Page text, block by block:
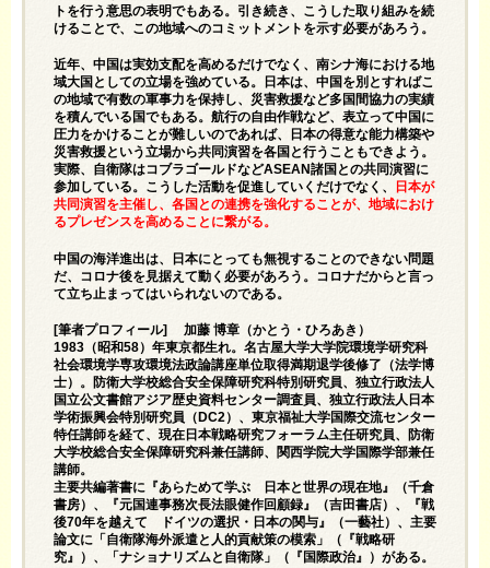
トを行う意思の表明でもある。引き続き、こうした取り組みを続
けることで、この地域へのコミットメントを示す必要があろう。
近年、中国は実効支配を高めるだけでなく、南シナ海における地
域大国としての立場を強めている。日本は、中国を別とすればこ
の地域で有数の軍事力を保持し、災害救援など多国間協力の実績
を積んでいる国でもある。航行の自由作戦など、表立って中国に
圧力をかけることが難しいのであれば、日本の得意な能力構築や
災害救援という立場から共同演習を各国と行うこともできよう。
実際、自衛隊はコブラゴールドなどASEAN諸国との共同演習に
参加している。こうした活動を促進していくだけでなく、
日本が
共同演習を主催し、各国との連携を強化することが、地域におけ
るプレゼンスを高めることに繋がる。
中国の海洋進出は、日本にとっても無視することのできない問題
だ、コロナ後を見据えて動く必要があろう。コロナだからと言っ
て立ち止まってはいられないのである。
[筆者プロフィール] 加藤 博章（かとう・ひろあき）
1983（昭和58）年東京都生れ。名古屋大学大学院環境学研究科
社会環境学専攻環境法政論講座単位取得満期退学後修了（法学博
士）。防衛大学校総合安全保障研究科特別研究員、独立行政法人
国立公文書館アジア歴史資料センター調査員、独立行政法人日本
学術振興会特別研究員（DC2）、東京福祉大学国際交流センター
特任講師を経て、現在日本戦略研究フォーラム主任研究員、防衛
大学校総合安全保障研究科兼任講師、関西学院大学国際学部兼任
講師。
主要共編著書に『あらためて学ぶ 日本と世界の現在地』（千倉
書房）、『元国連事務次長法眼健作回顧録』（吉田書店）、『戦
後70年を越えて ドイツの選択・日本の関与』（一藝社）、主要
論文に「自衛隊海外派遣と人的貢献策の模索」（『戦略研
究』）、「ナショナリズムと自衛隊」（『国際政治』）がある。